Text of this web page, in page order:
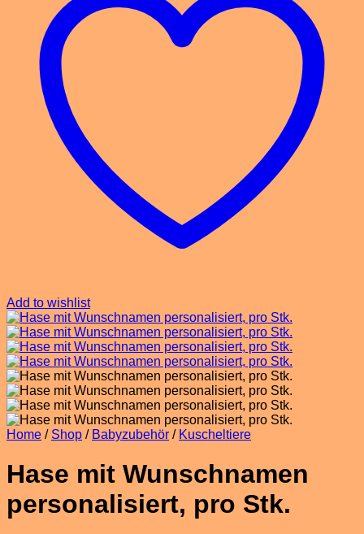
Add to wishlist
Home / Shop / Babyzubehör / Kuscheltiere
Hase mit Wunschnamen
personalisiert, pro Stk.